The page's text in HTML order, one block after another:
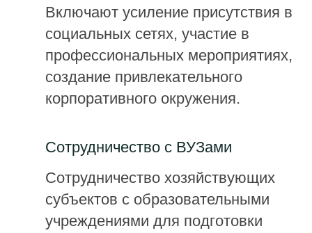
Включают усиление присутствия в
социальных сетях, участие в
профессиональных мероприятиях,
создание привлекательного
корпоративного окружения.
Сотрудничество с ВУЗами
Сотрудничество хозяйствующих
субъектов с образовательными
учреждениями для подготовки